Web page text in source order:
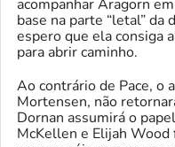
acompanhar Aragorn
base na parte “letal” da
espero que ela consiga
para abrir caminho.
Ao contrário de Pace, o
Mortensen, não
Dornan assumirá o
McKellen e Elijah